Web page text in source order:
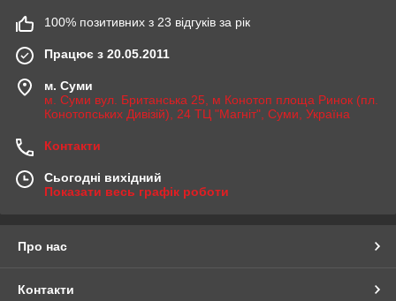
100% позитивних з 23 відгуків за рік
Працює з 20.05.2011
м. Суми
м. Суми вул. Британська 25, м Конотоп площа Ринок (пл.
Конотопських Дивізій), 24 ТЦ "Магніт", Суми, Україна
Контакти
Сьогодні вихідний
Показати весь графік роботи
Про нас
Контакти